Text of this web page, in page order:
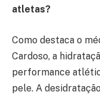
atletas?
Como destaca o
Cardoso, a
performance
pele. A